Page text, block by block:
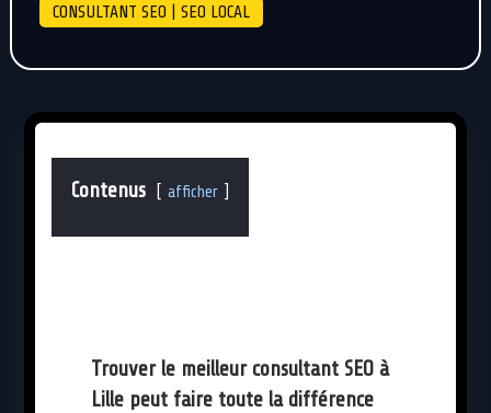
CONSULTANT SEO | SEO LOCAL
Contenus afficher
Trouver le meilleur consultant SEO à
Lille peut faire toute la différence